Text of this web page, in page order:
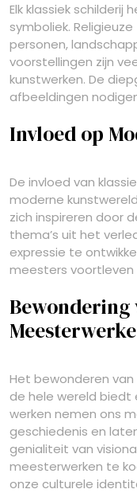
Elk klassiek schilderij
symboliek.
personen,
voorstellingen zijn
kunstwerken. De
afbeeldingen
Invloed op
De invloed van
moderne
zich inspireren door
thema’s uit het
expressie te
meesters
Bewondering
Het bewonderen van
de hele wereld biedt
werken nemen ons
geschiedenis en
genialiteit van
meesterwerken te
onze culturele